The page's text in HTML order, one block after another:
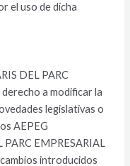
el uso de dicha
DEL PARC
a modificar la
legislativas o
AEPEG
PARC EMPRESARIAL
introducidos